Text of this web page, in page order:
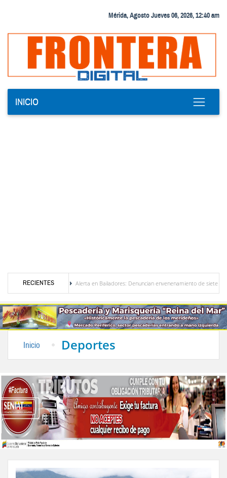
Mérida, Agosto Jueves 06, 2026, 12:40 am
INICIO
RECIENTES
Alerta en Bailadores: Denuncian envenenamiento de siete mascotas en El
Inicio Deportes